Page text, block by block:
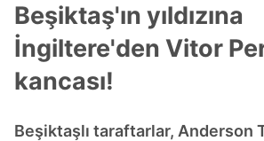
Beşiktaş'ın yıldızına
İngiltere'den Vitor
kancası!
Beşiktaşlı taraftarlar, Anderson